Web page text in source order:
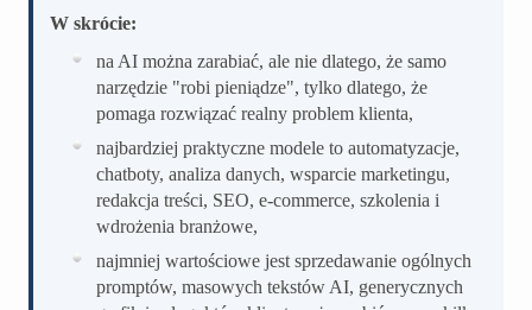
W skrócie:
na AI można zarabiać, ale nie dlatego, że samo
narzędzie "robi pieniądze", tylko dlatego, że
pomaga rozwiązać realny problem klienta,
najbardziej praktyczne modele to automatyzacje,
chatboty, analiza danych, wsparcie marketingu,
redakcja treści, SEO, e-commerce, szkolenia i
wdrożenia branżowe,
najmniej wartościowe jest sprzedawanie ogólnych
promptów, masowych tekstów AI, generycznych